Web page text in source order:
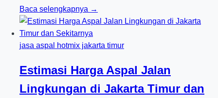
Baca selengkapnya →
jasa aspal hotmix jakarta timur
Estimasi Harga Aspal Jalan
Lingkungan di Jakarta Timur dan